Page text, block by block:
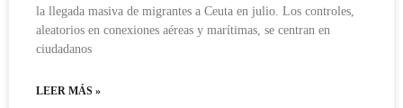
la llegada masiva de migrantes a Ceuta en julio. Los controles,
aleatorios en conexiones aéreas y marítimas, se centran en
ciudadanos
LEER MÁS »